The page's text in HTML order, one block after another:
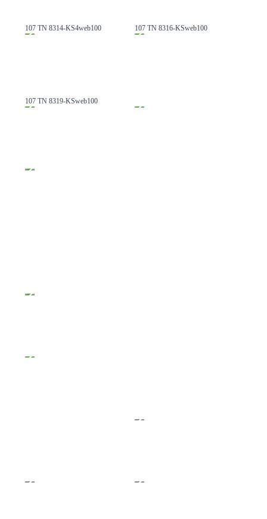
107 TN 8314-KS4web100 107 TN 8316-KSweb100
107 TN 8319-KSweb100